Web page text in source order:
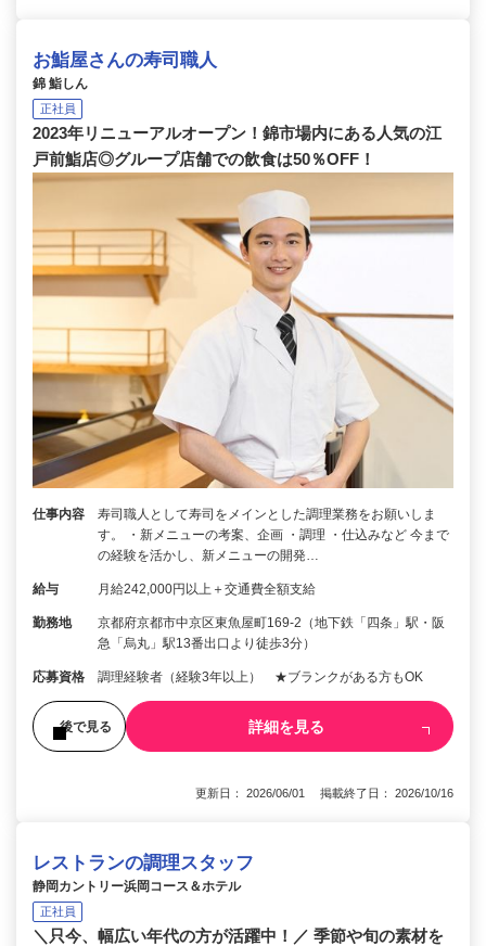
お鮨屋さんの寿司職人
錦 鮨しん
正社員
2023年リニューアルオープン！錦市場内にある人気の江
戸前鮨店◎グループ店舗での飲食は50％OFF！
仕事内容
寿司職人として寿司をメインとした調理業務をお願いしま
す。 ・新メニューの考案、企画 ・調理 ・仕込みなど 今まで
の経験を活かし、新メニューの開発…
給与 月給242,000円以上＋交通費全額支給
勤務地
京都府京都市中京区東魚屋町169-2（地下鉄「四条」駅・阪
急「烏丸」駅13番出口より徒歩3分）
応募資格 調理経験者（経験3年以上） ★ブランクがある方もOK
後で見る 詳細を見る
更新日： 2026/06/01 掲載終了日： 2026/10/16
レストランの調理スタッフ
静岡カントリー浜岡コース＆ホテル
正社員
＼只今、幅広い年代の方が活躍中！／ 季節や旬の素材を